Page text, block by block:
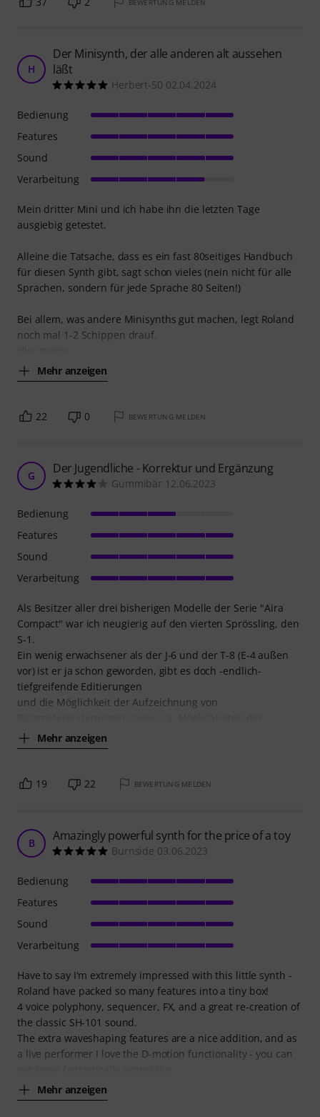
H
Der Minisynth, der alle anderen alt aussehen
läßt
Herbert-50 02.04.2024
Mein dritter Mini und ich habe ihn die letzten Tage
ausgiebig getestet.
Alleine die Tatsache, dass es ein fast 80seitiges Handbuch
für diesen Synth gibt, sagt schon vieles (nein nicht für alle
Sprachen, sondern für jede Sprache 80 Seiten!)
Bei allem, was andere Minisynths gut machen, legt Roland
noch mal 1-2 Schippen drauf.
Mehr anzeigen
Bedienung
Features
Sound
Verarbeitung
22 0 BEWERTUNG MELDEN
G Der Jugendliche - Korrektur und Ergänzung
Gummibär 12.06.2023
Als Besitzer aller drei bisherigen Modelle der Serie "Aira
Compact" war ich neugierig auf den vierten Sprössling, den
S-1.
Ein wenig erwachsener als der J-6 und der T-8 (E-4 außen
vor) ist er ja schon geworden, gibt es doch -endlich-
tiefgreifende Editierungen
und die Möglichkeit der Aufzeichnung von
Mehr anzeigen
Bedienung
Features
Sound
Verarbeitung
19 22 BEWERTUNG MELDEN
B Amazingly powerful synth for the price of a toy
Burnside 03.06.2023
Have to say I'm extremely impressed with this little synth -
Roland have packed so many features into a tiny box!
4 voice polyphony, sequencer, FX, and a great re-creation of
the classic SH-101 sound.
The extra waveshaping features are a nice addition, and as
a live performer I love the D-motion functionality - you can
Mehr anzeigen
Bedienung
Features
Sound
Verarbeitung